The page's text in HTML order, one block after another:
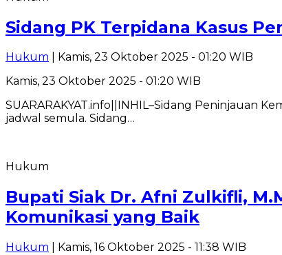
Sidang PK Terpidana Kasus
Hukum | Kamis, 23 Oktober 2025 - 01:20 WIB
Kamis, 23 Oktober 2025 - 01:20 WIB
SUARARAKYAT.info||INHIL–Sidang Peninjauan
jadwal semula. Sidang…
Hukum
Bupati Siak Dr. Afni Zulkifli,
Komunikasi yang Baik
Hukum | Kamis, 16 Oktober 2025 - 11:38 WIB